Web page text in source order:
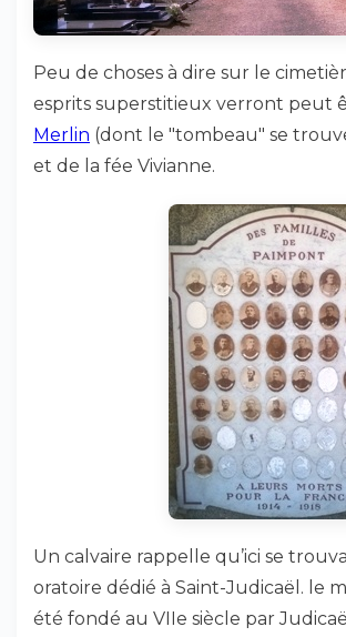
Peu de choses à dire sur le
esprits superstitieux verront peut
Merlin (dont le "tombeau" se
et de la fée Vivianne.
Un calvaire rappelle qu’ici se
oratoire dédié à Saint-Judicaël. le
été fondé au VIIe siècle par